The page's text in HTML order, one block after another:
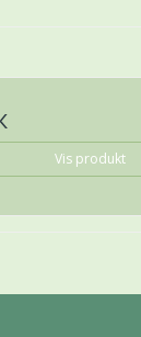
Vis produkt